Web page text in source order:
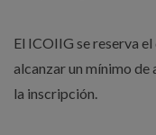
El ICOIIG se reserva
alcanzar un mínimo
la inscripción.